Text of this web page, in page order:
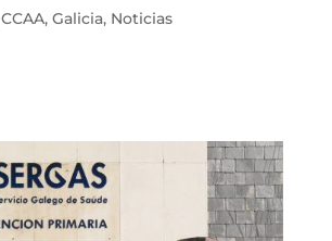
CCAA, Galicia, Noticias